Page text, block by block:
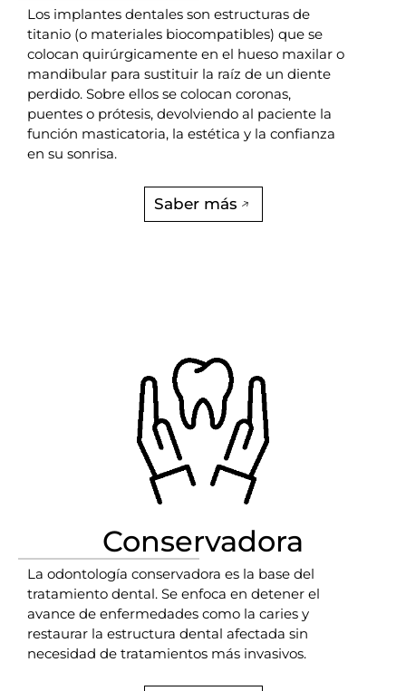
Los implantes dentales son estructuras de
titanio (o materiales biocompatibles) que se
colocan quirúrgicamente en el hueso maxilar o
mandibular para sustituir la raíz de un diente
perdido. Sobre ellos se colocan coronas,
puentes o prótesis, devolviendo al paciente la
función masticatoria, la estética y la confianza
en su sonrisa.
Saber más
Conservadora
La odontología conservadora es la base del
tratamiento dental. Se enfoca en detener el
avance de enfermedades como la caries y
restaurar la estructura dental afectada sin
necesidad de tratamientos más invasivos.